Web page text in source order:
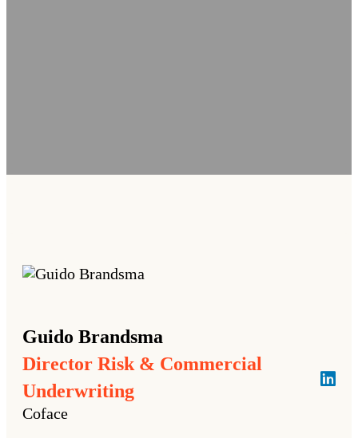
Guido Brandsma
Director Risk & Commercial
Underwriting
Coface